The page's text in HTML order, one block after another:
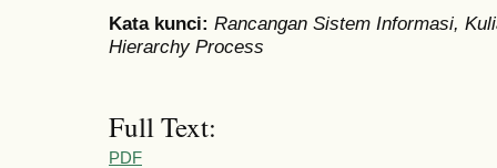
Kata kunci: Rancangan Sistem Informasi,
Hierarchy Process
Full Text:
PDF